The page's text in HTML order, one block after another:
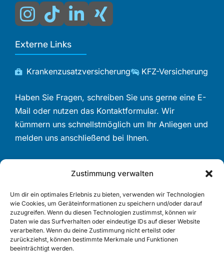
Zustimmung verwalten
Um dir ein optimales Erlebnis zu bieten, verwenden wir Technologien
wie Cookies, um Geräteinformationen zu speichern und/oder darauf
zuzugreifen. Wenn du diesen Technologien zustimmst, können wir
Daten wie das Surfverhalten oder eindeutige IDs auf dieser Website
verarbeiten. Wenn du deine Zustimmung nicht erteilst oder
zurückziehst, können bestimmte Merkmale und Funktionen
beeinträchtigt werden.
Externe Links
Krankenzusatzversicherung KFZ-Versicherung
Haben Sie Fragen, schreiben Sie uns gerne eine E-
Mail oder nutzen das Kontaktformular. Wir
kümmern uns schnellstmöglich um Ihr Anliegen und
melden uns anschließend bei Ihnen.
Private Krankenvollversicherung
KFZ-Versicherung
Berufsunfähigkeitsversicherung